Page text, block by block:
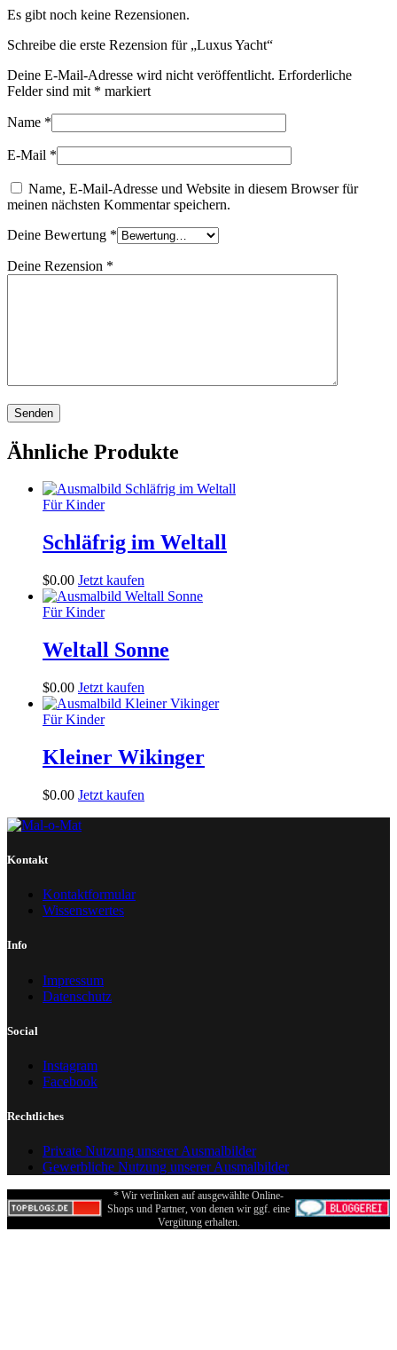
Es gibt noch keine Rezensionen.
Schreibe die erste Rezension für „Luxus Yacht“
Deine E-Mail-Adresse wird nicht veröffentlicht. Erforderliche
Felder sind mit * markiert
Name *
E-Mail *
Name, E-Mail-Adresse und Website in diesem Browser für
meinen nächsten Kommentar speichern.
Deine Bewertung *
Deine Rezension *
Ähnliche Produkte
Für Kinder
Schläfrig im Weltall
$0.00 Jetzt kaufen
Für Kinder
Weltall Sonne
$0.00 Jetzt kaufen
Für Kinder
Kleiner Wikinger
$0.00 Jetzt kaufen
Kontakt
Kontaktformular
Wissenswertes
Info
Impressum
Datenschutz
Social
Instagram
Facebook
Rechtliches
Private Nutzung unserer Ausmalbilder
Gewerbliche Nutzung unserer Ausmalbilder
* Wir verlinken auf ausgewählte Online-
Shops und Partner, von denen wir ggf. eine
Vergütung erhalten.